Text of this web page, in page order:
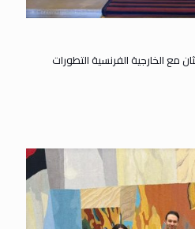
مع الخارجية الفرنسية التطورات